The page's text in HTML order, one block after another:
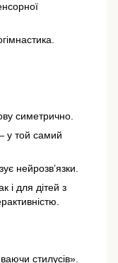
симетрично.
у той самий
нейрозвʼязки.
і для дітей з
стилусів».